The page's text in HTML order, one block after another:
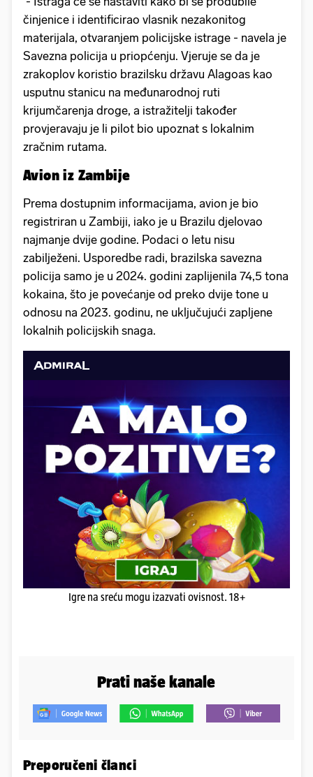
činjenice i identificirao vlasnik nezakonitog
materijala, otvaranjem policijske istrage - navela je
Savezna policija u priopćenju. Vjeruje se da je
zrakoplov koristio brazilsku državu Alagoas kao
usputnu stanicu na međunarodnoj ruti
krijumčarenja droge, a istražitelji također
provjeravaju je li pilot bio upoznat s lokalnim
zračnim rutama.
Avion iz Zambije
Prema dostupnim informacijama, avion je bio
registriran u Zambiji, iako je u Brazilu djelovao
najmanje dvije godine. Podaci o letu nisu
zabilježeni. Usporedbe radi, brazilska savezna
policija samo je u 2024. godini zaplijenila 74,5 tona
kokaina, što je povećanje od preko dvije tone u
odnosu na 2023. godinu, ne uključujući zapljene
lokalnih policijskih snaga.
Igre na sreću mogu izazvati ovisnost. 18+
Prati naše kanale
Preporučeni članci